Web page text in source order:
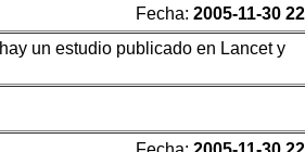
Fecha: 2005-11-30
un estudio publicado en Lancet y